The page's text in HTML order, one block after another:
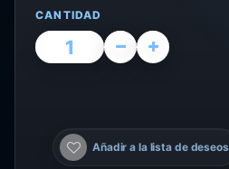
CANTIDAD
Añadir a la lista de deseos